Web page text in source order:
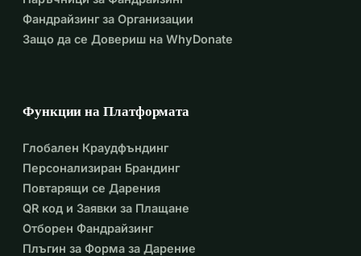
Моля, дарете, за да помогнете на семейството ми да
оцелее в войната и да задоволи основните си нужди.
Фандрайзинг за Организации
Защо да се Довериш на WhyDonate
Функции на Платформата
Глобален Краудфъндинг
Персонализиран Брандинг
Повтарящи се Дарения
QR код и Заявки за Плащане
Отборен Фандрайзинг
Плъгин за Форма за Дарение